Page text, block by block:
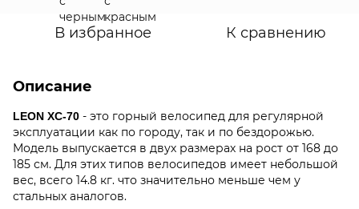
В избранное К сравнению
Описание
LEON XC-70 - это горный велосипед для регулярной
эксплуатации как по городу, так и по бездорожью.
Модель выпускается в двух размерах на рост от 168 до
185 см. Для этих типов велосипедов имеет небольшой
вес, всего 14.8 кг. что значительно меньше чем у
стальных аналогов.